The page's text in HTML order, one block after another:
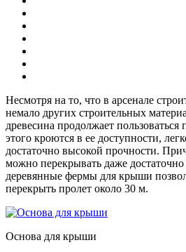
Несмотря на то, что в арсенале
немало других строительных
древесина продолжает
этого кроются в ее доступности,
достаточно высокой прочности.
можно перекрывать даже
деревянные фермы для крыши
перекрыть пролет около 30 м.
Основа для крыши